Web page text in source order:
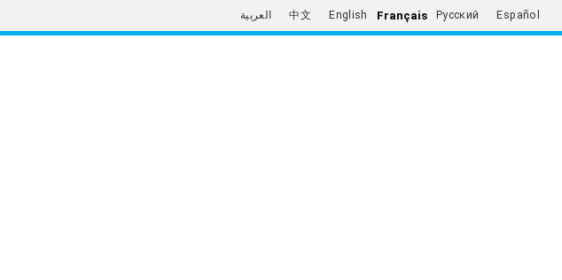
العربية 中文 English Français Русский Español